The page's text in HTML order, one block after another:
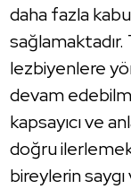
daha fazla
lezbiyenlere
devam
kapsayıcı ve
doğru
bireylerin